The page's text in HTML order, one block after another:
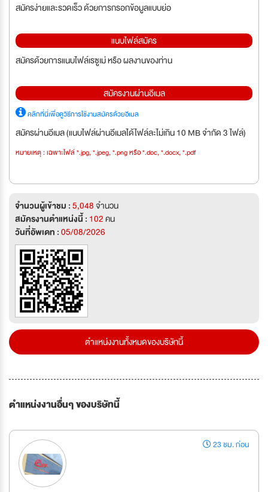
สมัครง่ายและรวดเร็ว ด้วยการกรอกข้อมูลแบบย่อ
แนบไฟล์สมัคร
สมัครด้วยการแนบไฟล์เรซูเม่ หรือ ผลงานของท่าน
สมัครงานผ่านอีเมล
คลิกที่นี่เพื่อดูวิธีการใช้งานสมัครด้วยอีเมล
สมัครผ่านอีเมล (แนบไฟล์ผ่านอีเมลได้ไฟล์ละไม่เกิน 10 MB จำกัด 3 ไฟล์)
หมายเหตุ : เฉพาะไฟล์ *.jpg, *.jpeg, *.png หรือ *.doc, *.docx, *.pdf
จำนวนผู้เข้าชม :5,048จำนวน
สมัครงานตำแหน่งนี้ : 102คน
วันที่อัพเดท :05/08/2026
ตำแหน่งงานทั้งหมดของบริษัทนี้
ตำแหน่งงานอื่นๆ ของบริษัทนี้
23 ชม. ก่อน